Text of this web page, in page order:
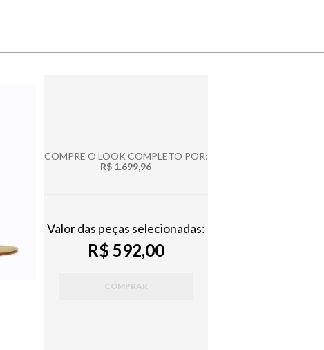
COMPRE O LOOK COMPLETO POR:
R$ 1.699,96
Valor das peças selecionadas:
R$ 592,00
COMPRAR